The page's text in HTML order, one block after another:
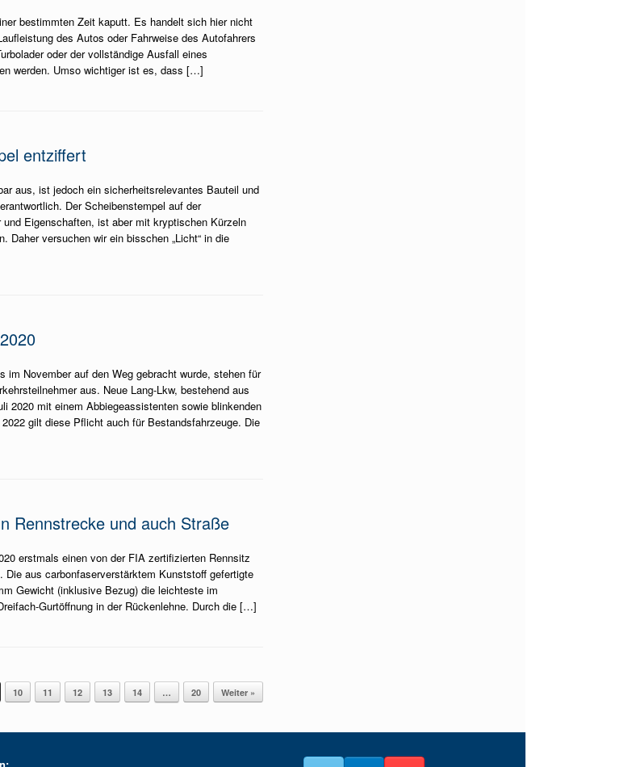
bestimmten Zeit kaputt. Es handelt sich hier nicht
des Autos oder Fahrweise des Autofahrers
oder der vollständige Ausfall eines
werden. Umso wichtiger ist es, dass […]
entziffert
aus, ist jedoch ein sicherheitsrelevantes Bauteil und
Der Scheibenstempel auf der
Eigenschaften, ist aber mit kryptischen Kürzeln
Daher versuchen wir ein bisschen „Licht“ in die
November auf den Weg gebracht wurde, stehen für
aus. Neue Lang-Lkw, bestehend aus
2020 mit einem Abbiegeassistenten sowie blinkenden
gilt diese Pflicht auch für Bestandsfahrzeuge. Die
Rennstrecke und auch Straße
erstmals einen von der FIA zertifizierten Rennsitz
aus carbonfaserverstärktem Kunststoff gefertigte
Gewicht (inklusive Bezug) die leichteste im
Gurtöffnung in der Rückenlehne. Durch die […]
10 11 12 13 14 … 20 Weiter »